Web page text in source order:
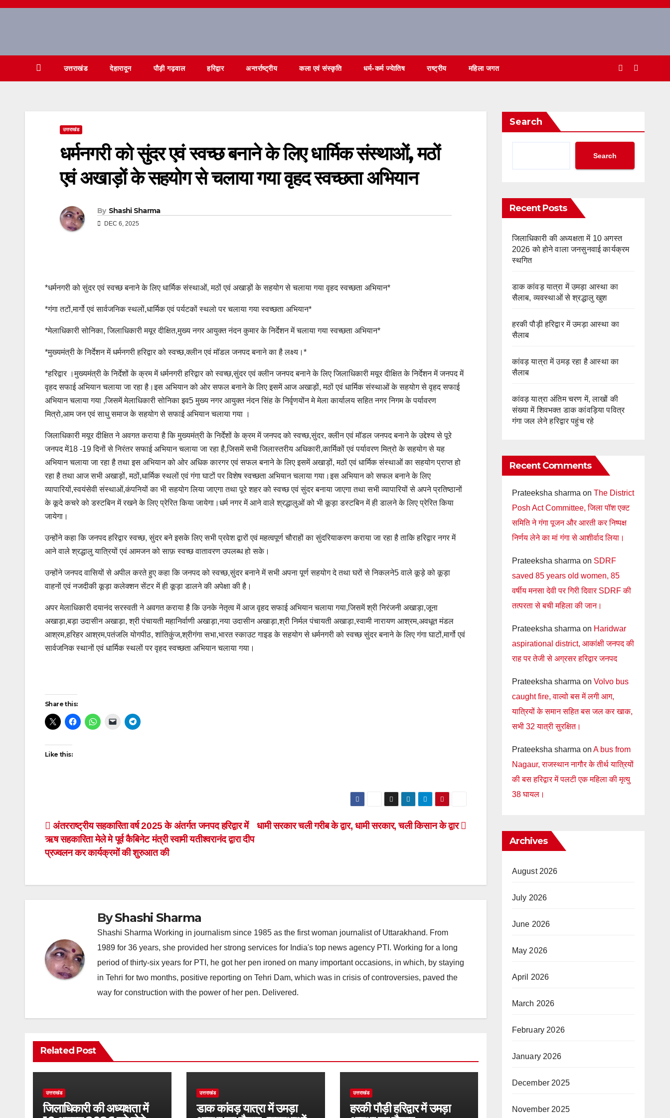
Skip
उत्तराखंड देहारादून पौड़ी गढ़वाल हरिद्वार अन्तर्राष्ट्रीय कला एवं संस्कृति धर्म-कर्म ज्येातिष राष्ट्रीय महिला जगत
उत्तराखंड
धर्मनगरी को सुंदर एवं स्वच्छ बनाने के लिए धार्मिक संस्थाओं, मठों
एवं अखाड़ों के सहयोग से चलाया गया वृहद स्वच्छता अभियान
By Shashi Sharma
DEC 6, 2025
*धर्मनगरी को सुंदर एवं स्वच्छ बनाने के लिए धार्मिक संस्थाओं, मठों एवं अखाड़ों के सहयोग से चलाया गया वृहद स्वच्छता अभियान*
*गंगा तटों,मार्गो एवं सार्वजनिक स्थलों,धार्मिक एवं पर्यटकों स्थलो पर चलाया गया स्वच्छता अभियान*
*मेलाधिकारी सोनिका, जिलाधिकारी मयूर दीक्षित,मुख्य नगर आयुक्त नंदन कुमार के निर्देशन में चलाया गया स्वच्छता अभियान*
*मुख्यमंत्री के निर्देशन में धर्मनगरी हरिद्वार को स्वच्छ,क्लीन एवं मॉडल जनपद बनाने का है लक्ष्य।*
*हरिद्वार ।मुख्यमंत्री के निर्देशों के क्रम में धर्मनगरी हरिद्वार को स्वच्छ,सुंदर एवं क्लीन जनपद बनाने के लिए जिलाधिकारी मयूर दीक्षित के निर्देशन में जनपद में
वृहद सफाई अभियान चलाया जा रहा है।इस अभियान को ओर सफल बनाने के लिए इसमें आज अखाड़ों, मठों एवं धार्मिक संस्थाओं के सहयोग से वृहद सफाई
अभियान चलाया गया ,जिसमें मेलाधिकारी सोनिका इव5 मुख्य नगर आयुक्त नंदन सिंह के निर्वृणयोंन मे मेला कार्यालय सहित नगर निगम के पर्यावरण
मित्रो,आम जन एवं साधु समाज के सहयोग से सफाई अभियान चलाया गया ।
जिलाधिकारी मयूर दीक्षित ने अवगत कराया है कि मुख्यमंत्री के निर्देशों के क्रम में जनपद को स्वच्छ,सुंदर, क्लीन एवं मॉडल जनपद बनाने के उद्देश्य से पूरे
जनपद में18 -19 दिनों से निरंतर सफाई अभियान चलाया जा रहा है,जिसमें सभी जिलास्तरीय अधिकारी,कार्मिकों एवं पर्यावरण मित्रो के सहयोग से यह
अभियान चलाया जा रहा है तथा इस अभियान को ओर अधिक कारगर एवं सफल बनाने के लिए इसमें अखाड़ों, मठों एवं धार्मिक संस्थाओं का सहयोग प्राप्त हो
रहा है तथा आज सभी अखाड़ों, मठों,धार्मिक स्थलों एवं गंगा घाटों पर विशेष स्वच्छता अभियान चलाया गया।इस अभियान को सफल बनाने के लिए
व्यापारियों,स्वयंसेवी संस्थाओं,कंपनियों का भी सहयोग लिया जाएगा तथा पूरे शहर को स्वच्छ एवं सुंदर बनाया जाएगा तथा सभी व्यापारियों से अपने प्रतिष्ठानों
के कूदे कचरे को डस्टबिन में रखने के लिए प्रेरित किया जायेगा।धर्म नगर में आने वाले श्रद्धालुओं को भी कूड़ा डस्टबिन में ही डालने के लिए प्रेरित किया
जायेगा।
उन्होंने कहा कि जनपद हरिद्वार स्वच्छ, सुंदर बने इसके लिए सभी प्रवेश द्वारों एवं महत्वपूर्ण चौराहों का सुंदरियाकरण कराया जा रहा है ताकि हरिद्वार नगर में
आने वाले श्रद्धालु यात्रियों एवं आमजन को साफ़ स्वच्छ वातावरण उपलब्ध हो सके।
उन्होंने जनपद वासियों से अपील करते हुए कहा कि जनपद को स्वच्छ,सुंदर बनाने में सभी अपना पूर्ण सहयोग दे तथा घरों से निकलने5 वाले कूड़े को कूड़ा
वाहनों एवं नजदीकी कूड़ा कलेक्शन सेंटर में ही कूड़ा डालने की अपेक्षा की है।
अपर मेलाधिकारी दयानंद सरस्वती ने अवगत कराया है कि उनके नेतृत्व में आज वृहद सफाई अभियान चलाया गया,जिसमें श्री निरंजनी अखाड़ा,जूना
अखाड़ा,बड़ा उदासीन अखाड़ा, श्री पंचायती महानिर्वाणी अखाड़ा,नया उदासीन अखाड़ा,श्री निर्मल पंचायती अखाड़ा,स्वामी नारायण आश्रम,अवधूत मंडल
आश्रम,हरिहर आश्रम,पतंजलि योगपीठ, शांतिकुंज,श्रीगंगा सभा,भारत स्काउट गाइड के सहयोग से धर्मनगरी को स्वच्छ सुंदर बनाने के लिए गंगा घाटों,मार्गो एवं
सार्वजनिक स्थानों एवं धार्मिक स्थलों पर वृहद स्वच्छता अभियान चलाया गया।
Post
navigation
Share this:
Like this:
Post
navigation
धामी सरकार चली गरीब के द्वार, धामी सरकार, चली किसान के द्वार
अंतरराष्ट्रीय सहकारिता वर्ष 2025 के अंतर्गत जनपद हरिद्वार में
ऋष सहकारिता मेले मे पूर्व कैबिनेट मंत्री स्वामी यतीश्वरानंद द्वारा दीप
प्रज्वलन कर कार्यक्रमों की शुरुआत की
ByShashi Sharma
Shashi Sharma Working in journalism since 1985 as the first woman journalist of Uttarakhand. From
1989 for 36 years, she provided her strong services for India's top news agency PTI. Working for a long
period of thirty-six years for PTI, he got her pen ironed on many important occasions, in which, by staying
in Tehri for two months, positive reporting on Tehri Dam, which was in crisis of controversies, paved the
way for construction with the power of her pen. Delivered.
Related Post
उत्तराखंड
जिलाधिकारी की अध्यक्षता में
उत्तराखंड
डाक कांवड़ यात्रा में उमड़ा
उत्तराखंड
हरकी पौड़ी हरिद्वार में उमड़ा
Search
Search
Recent Posts
जिलाधिकारी की अध्यक्षता में 10 अगस्त
2026 को होने वाला जनसुनवाई कार्यक्रम
स्थगित
डाक कांवड़ यात्रा में उमड़ा आस्था का
सैलाब, व्यवस्थाओं से श्रद्धालु खुश
हरकी पौड़ी हरिद्वार में उमड़ा आस्था का
सैलाब
कांवड़ यात्रा में उमड़ रहा है आस्था का
सैलाब
कांवड़ यात्रा अंतिम चरण में, लाखों की
संख्या में शिवभक्त डाक कांवड़िया पवित्र
गंगा जल लेने हरिद्वार पहुंच रहे
Recent Comments
Prateeksha sharma on The District
Posh Act Committee, जिला पॉश एक्ट
समिति ने गंगा पूजन और आरती कर निष्पक्ष
निर्णय लेने का मां गंगा से आशीर्वाद लिया।
Prateeksha sharma on SDRF
saved 85 years old women, 85
वर्षीय मनसा देवी पर गिरी दिवार SDRF की
तत्परता से बची महिला की जान।
Prateeksha sharma on Haridwar
aspirational district, आकांक्षी जनपद की
राह पर तेजी से अग्रसर हरिद्वार जनपद
Prateeksha sharma on Volvo bus
caught fire, वाल्वो बस में लगी आग,
यात्रियों के समान सहित बस जल कर खाक,
सभी 32 यात्री सुरक्षित।
Prateeksha sharma on A bus from
Nagaur, राजस्थान नागौर के तीर्थ यात्रियों
की बस हरिद्वार में पलटी एक महिला की मृत्यु
38 घायल।
Archives
August 2026
July 2026
June 2026
May 2026
April 2026
March 2026
February 2026
January 2026
December 2025
November 2025